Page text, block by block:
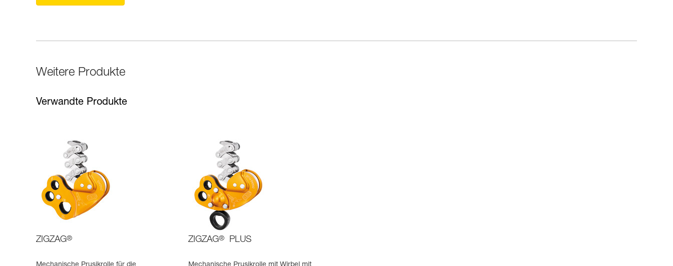
Weitere Produkte
Verwandte Produkte
ZIGZAG® ZIGZAG® PLUS